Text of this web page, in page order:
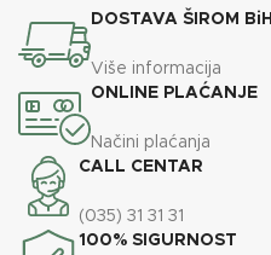
DOSTAVA ŠIROM BiH
Više informacija
ONLINE PLAĆANJE
Načini plaćanja
CALL CENTAR
(035) 31 31 31
100% SIGURNOST